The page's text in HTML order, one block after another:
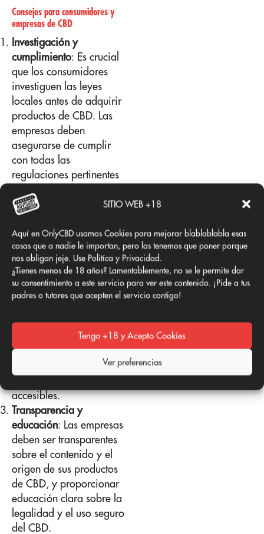
SITIO WEB +18
Aquí en OnlyCBD usamos Cookies para mejorar blablablabla esas
cosas que a nadie le importan, pero las tenemos que poner porque
nos obligan jeje. Use Politíca y Privacidad.
¿Tienes menos de 18 años? Lamentablemente, no se le permite dar
su consentimiento a este servicio para ver este contenido. ¡Pide a tus
padres o tutores que acepten el servicio contigo!
Tengo +18 y Acepto Cookies
Ver preferencias
Consejos para consumidores y
empresas de CBD
Investigación y
cumplimiento: Es crucial
que los consumidores
investiguen las leyes
locales antes de adquirir
productos de CBD. Las
empresas deben
asegurarse de cumplir
con todas las
regulaciones pertinentes
legales.
Certificaciones y pruebas
de laboratorio: Los
productos de CBD deben
ser probados en
laboratorios
independientes para
cumplimiento con las
leyes locales. Busca
productos con
certificaciones claras y
accesibles.
Transparencia y
educación: Las empresas
deben ser transparentes
sobre el contenido y el
origen de sus productos
de CBD, y proporcionar
educación clara sobre la
legalidad y el uso seguro
del CBD.